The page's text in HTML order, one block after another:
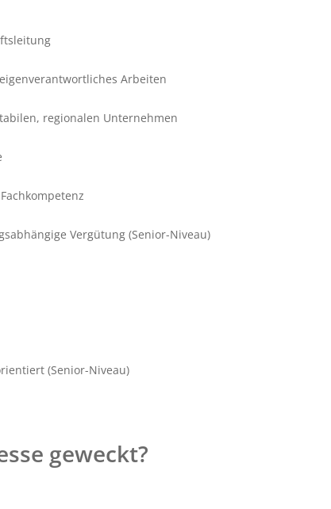
Arbeiten
regionalen Unternehmen
Vergütung (Senior-Niveau)
(Senior-Niveau)
geweckt?